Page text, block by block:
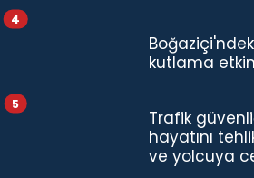
kutlama
4
Trafik
hayatını
ve yolcuya
5